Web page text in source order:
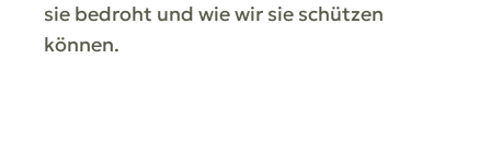
sie bedroht und wie wir sie schützen
können.